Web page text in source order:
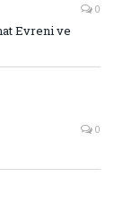
0
Evreni ve
0